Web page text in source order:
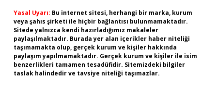
Yasal Uyarı: Bu internet sitesi, herhangi bir marka, kurum
veya şahıs şirketi ile hiçbir bağlantısı bulunmamaktadır.
Sitede yalnızca kendi hazırladığımız makaleler
paylaşılmaktadır. Burada yer alan içerikler haber niteliği
taşımamakta olup, gerçek kurum ve kişiler hakkında
paylaşım yapılmamaktadır. Gerçek kurum ve kişiler ile isim
benzerlikleri tamamen tesadüfidir. Sitemizdeki bilgiler
taslak halindedir ve tavsiye niteliği taşımazlar.